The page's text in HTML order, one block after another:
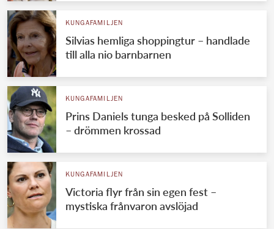
KUNGAFAMILJEN
Silvias hemliga shoppingtur – handlade
till alla nio barnbarnen
KUNGAFAMILJEN
Prins Daniels tunga besked på Solliden
– drömmen krossad
KUNGAFAMILJEN
Victoria flyr från sin egen fest –
mystiska frånvaron avslöjad